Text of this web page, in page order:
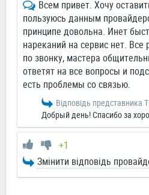
Всем привет. Хочу
пользуюсь данным
принципе довольна. Инет
нареканий на сервис нет. Все
по звонку, мастера
ответят на все вопросы и
есть проблемы со связью.
Відповідь представника
Добрый день! Спасибо за
+1
Змінити відповідь